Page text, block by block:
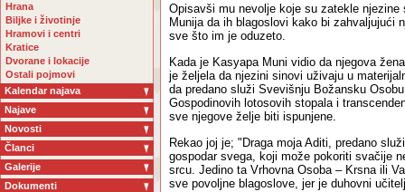
Hrana
Biljke i životinje
Hramovi i centri
Kratice
Dvorane i lokacije
Ostali pojmovi
Kalendar najava
Najave
Novosti
Članci
Galerije
Dokumenti
Opisavši mu nevolje koje su zatekle
Munija da ih blagoslovi kako bi zahvaljujući
sve što im je oduzeto.
Kada je Kasyapa Muni vidio da njegova
je željela da njezini sinovi uživaju u
da predano služi Svevišnju Božansku
Gospodinovih lotosovih stopala i
sve njegove želje biti ispunjene.
Rekao joj je; "Draga moja Aditi, predano
gospodar svega, koji može pokoriti svačije
srcu. Jedino ta Vrhovna Osoba – Krsna ili
sve povoljne blagoslove, jer je duhovni